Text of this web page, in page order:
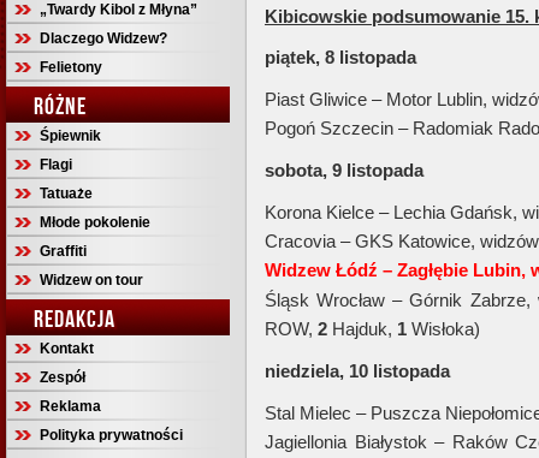
„Twardy Kibol z Młyna”
Dlaczego Widzew?
Felietony
RÓŻNE
Śpiewnik
Flagi
Tatuaże
Młode pokolenie
Graffiti
Widzew on tour
REDAKCJA
Kontakt
Zespół
Reklama
Polityka prywatności
Kibicowskie podsumowanie 15.
piątek, 8 listopada
Piast Gliwice – Motor Lublin,
Pogoń Szczecin – Radomiak
sobota, 9 listopada
Korona Kielce – Lechia Gdańsk,
Cracovia – GKS Katowice,
Widzew Łódź – Zagłębie Lubin,
Śląsk Wrocław – Górnik
ROW, 2 Hajduk, 1 Wisłoka)
niedziela, 10 listopada
Stal Mielec – Puszcza
Jagiellonia Białystok – Raków